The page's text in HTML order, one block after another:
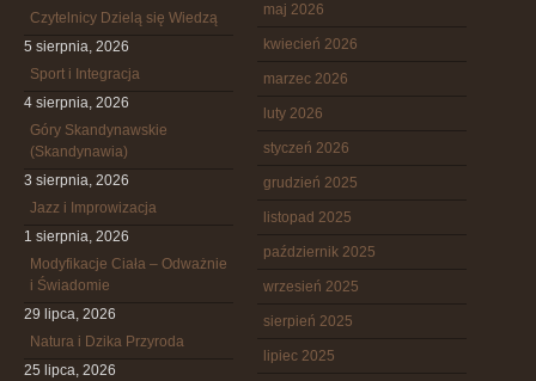
Czytelnicy Dzielą się Wiedzą
5 sierpnia, 2026
Sport i Integracja
4 sierpnia, 2026
Góry Skandynawskie
(Skandynawia)
3 sierpnia, 2026
Jazz i Improwizacja
1 sierpnia, 2026
Modyfikacje Ciała – Odważnie
i Świadomie
29 lipca, 2026
Natura i Dzika Przyroda
25 lipca, 2026
maj 2026
kwiecień 2026
marzec 2026
luty 2026
styczeń 2026
grudzień 2025
listopad 2025
październik 2025
wrzesień 2025
sierpień 2025
lipiec 2025